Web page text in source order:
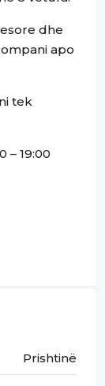
dhe
apo
tek
– 19:00
Prishtinë